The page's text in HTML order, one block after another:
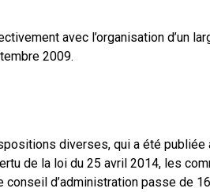
avec l’organisation
2009.
diverses, qui a été
de la loi du 25 avril 2014, les
conseil d’administration passe de